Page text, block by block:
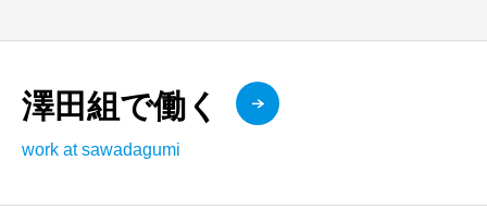
澤田組で働く
work at sawadagumi